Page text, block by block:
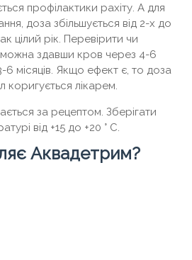
профілактики рахіту. А для
доза збільшується від 2-х до
цілий рік. Перевірити чи
можна здавши кров через 4-6
6 місяців. Якщо ефект є, то доза
коригується лікарем.
за рецептом. Зберігати
від +15 до +20 ° С.
Аквадетрим?